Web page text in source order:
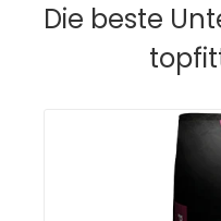
Die beste